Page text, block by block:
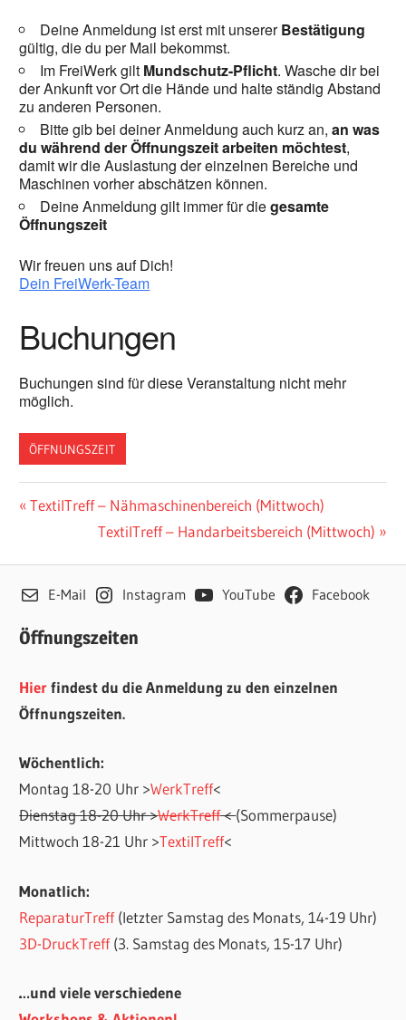
Deine Anmeldung ist erst mit unsererBestätigung
gültig, die du per Mail bekommst.
Im FreiWerk gilt Mundschutz-Pflicht. Wasche dir bei
der Ankunft vor Ort die Hände und halte ständig Abstand
zu anderen Personen.
Bitte gib bei deiner Anmeldung auch kurz an,an was
du während der Öffnungszeit arbeiten möchtest,
damit wir die Auslastung der einzelnen Bereiche und
Maschinen vorher abschätzen können.
Deine Anmeldung gilt immer für diegesamte
Öffnungszeit
Wir freuen uns auf Dich!
Dein FreiWerk-Team
Buchungen
Buchungen sind für diese Veranstaltung nicht mehr
möglich.
ÖFFNUNGSZEIT
Beitragsnavigation
Vorheriger
TextilTreff – Nähmaschinenbereich (Mittwoch)
Nächster
TextilTreff – Handarbeitsbereich (Mittwoch)
E-Mail Instagram YouTube Facebook
Öffnungszeiten
Hierfindest du die Anmeldung zu den einzelnen
Öffnungszeiten.
Wöchentlich:
Montag 18-20 Uhr >WerkTreff<
Dienstag 18-20 Uhr >WerkTreff<(Sommerpause)
Mittwoch 18-21 Uhr >TextilTreff<
Monatlich:
ReparaturTreff(letzter Samstag des Monats, 14-19 Uhr)
3D-DruckTreff(3. Samstag des Monats, 15-17 Uhr)
…und viele verschiedene